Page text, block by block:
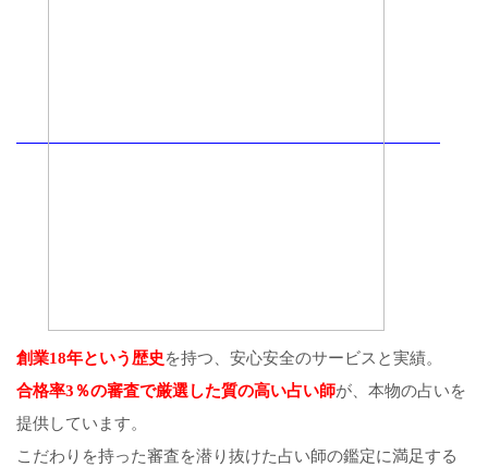
創業18年という歴史を持つ、安心安全のサービスと実績。
合格率3％の審査で厳選した質の高い占い師が、本物の占いを
提供しています。
こだわりを持った審査を潜り抜けた占い師の鑑定に満足する